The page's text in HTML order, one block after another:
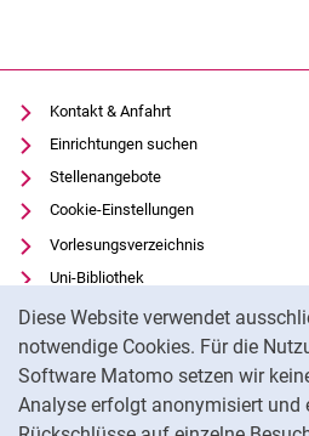
Diese Website verwendet
notwendige Cookies. Für die
Software Matomo setzen wir
Analyse erfolgt anonymisiert und
Kontakt & Anfahrt
Einrichtungen suchen
Stellenangebote
Cookie-Einstellungen
Vorlesungsverzeichnis
Uni-Bibliothek
Moodle
Panopto
Datenschutz
Barrierefreiheit